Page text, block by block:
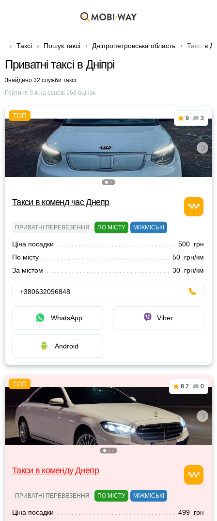
Таксі Пошук таксі Дніпропетровська область Таксі в
Приватні таксі в Дніпрі
Знайдено 32 служби таксі
Рейтинг: 9.4 на основі 168 оцінок
9 3
Такси в коменд час Днепр
ПРИВАТНІ ПЕРЕВЕЗЕННЯ ПО МІСТУ МІЖМІСЬКІ
Ціна посадки
500 грн
По місту
50 грн/км
За містом
30 грн/км
+380632096848
WhatsApp Viber
Android
8.2 0
Такси в коменду Днепр
ПРИВАТНІ ПЕРЕВЕЗЕННЯ ПО МІСТУ МІЖМІСЬКІ
Ціна посадки
499 грн